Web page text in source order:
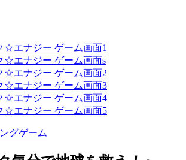
グゲーム